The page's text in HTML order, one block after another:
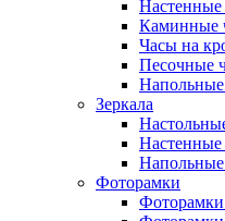
Настенные
Каминные
Часы на
Песочные
Зеркала
Настенные
Напольные
Фоторамки